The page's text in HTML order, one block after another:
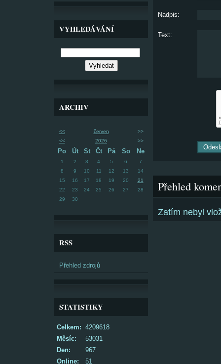
VYHLEDÁVÁNÍ
ARCHIV
<< červen
>>
<<
2026 >>
Po Út St Čt Pá So Ne
1 2 3 4 5 6
7
8
9 10 11 12 13
14
15
16 17 18 19 20
21
22
23 24 25 26 27
28
29
30
RSS
Přehled zdrojů
STATISTIKY
Online: 51
Celkem: 4209618
Měsíc:
53031
Den:
967
Nadpis:
Text:
Přehled
Zatím nebyl